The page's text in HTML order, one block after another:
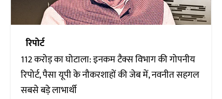
रिपोर्ट
112 करोड़ का घोटाला: इनकम टैक्स विभाग की गोपनीय
रिपोर्ट, पैसा यूपी के नौकरशाहों की जेब में, नवनीत सहगल
सबसे बड़े लाभार्थी